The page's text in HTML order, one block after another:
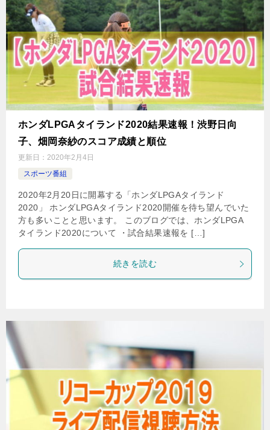
ホンダLPGAタイランド2020結果速報！渋野日向
子、畑岡奈紗のスコア成績と順位
更新日： 2020年2月4日
スポーツ番組
2020年2月20日に開幕する「ホンダLPGAタイランド
2020」 ホンダLPGAタイランド2020開催を待ち望んでいた
方も多いことと思います。 このブログでは、ホンダLPGA
タイランド2020について ・試合結果速報を […]
続きを読む